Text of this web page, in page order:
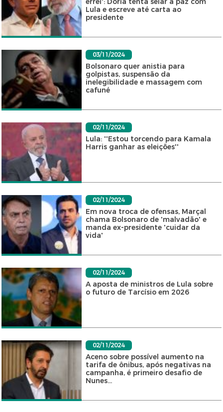
Lula e escreve até carta ao
presidente
03/11/2024
Bolsonaro quer anistia para
golpistas, suspensão da
inelegibilidade e massagem com
cafuné
02/11/2024
Lula: ''Estou torcendo para Kamala
Harris ganhar as eleições''
02/11/2024
Em nova troca de ofensas, Marçal
chama Bolsonaro de 'malvadão' e
manda ex-presidente 'cuidar da
vida'
02/11/2024
A aposta de ministros de Lula sobre
o futuro de Tarcísio em 2026
02/11/2024
Aceno sobre possível aumento na
tarifa de ônibus, após negativas na
campanha, é primeiro desafio de
Nunes...